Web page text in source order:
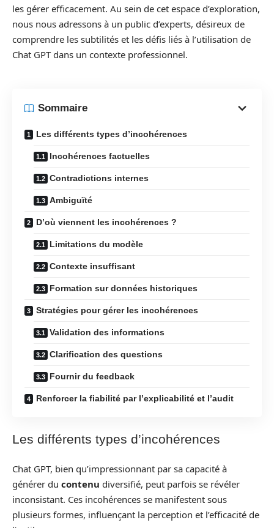
les gérer efficacement. Au sein de cet espace d’exploration,
nous nous adressons à un public d’experts, désireux de
comprendre les subtilités et les défis liés à l’utilisation de
Chat GPT dans un contexte professionnel.
Sommaire
Les différents types d’incohérences
Incohérences factuelles
Contradictions internes
Ambiguïté
D’où viennent les incohérences ?
Limitations du modèle
Contexte insuffisant
Formation sur données historiques
Stratégies pour gérer les incohérences
Validation des informations
Clarification des questions
Fournir du feedback
Renforcer la fiabilité par l’explicabilité et l’audit
Les différents types d’incohérences
Chat GPT, bien qu’impressionnant par sa capacité à
générer du contenu diversifié, peut parfois se révéler
inconsistant. Ces incohérences se manifestent sous
plusieurs formes, influençant la perception et l’efficacité de